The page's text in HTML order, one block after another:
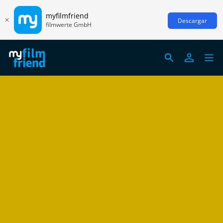
myfilmfriend
filmwerte GmbH Descargar